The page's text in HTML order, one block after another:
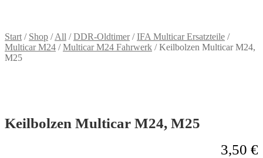
Start / Shop /All /DDR-Oldtimer/IFA Multicar Ersatzteile /
Multicar M24 /Multicar M24 Fahrwerk /Keilbolzen Multicar M24,
M25
Keilbolzen Multicar M24, M25
3,50 €